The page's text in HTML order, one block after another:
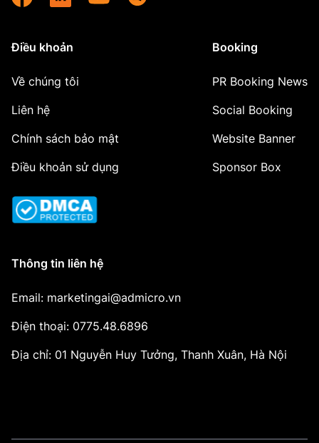
Điều khoản
Về chúng tôi
Liên hệ
Chính sách bảo mật
Điều khoản sử dụng
Booking
PR Booking News
Social Booking
Website Banner
Sponsor Box
Thông tin liên hệ
Email: marketingai@admicro.vn
Điện thoại: 0775.48.6896
Địa chỉ: 01 Nguyễn Huy Tưởng, Thanh Xuân, Hà Nội